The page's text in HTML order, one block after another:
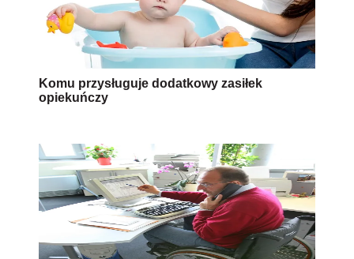
Komu przysługuje dodatkowy zasiłek
opiekuńczy